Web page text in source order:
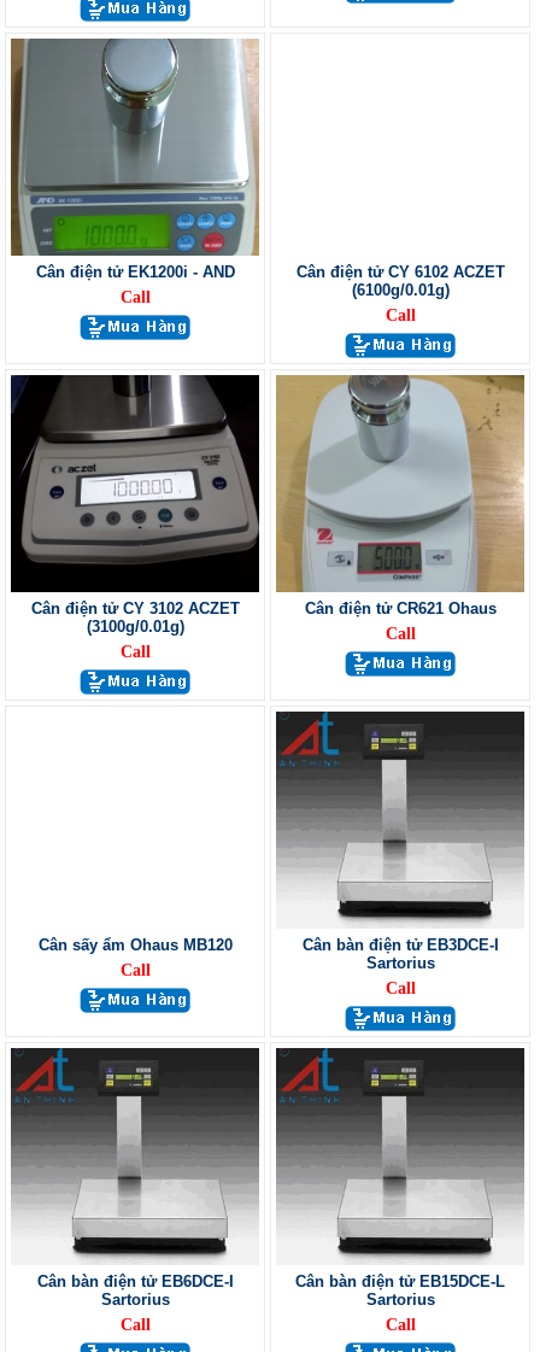
Cân điện tử EK1200i - AND
Call
Cân điện tử CY 6102 ACZET
(6100g/0.01g)
Call
Cân điện tử CY 3102 ACZET
(3100g/0.01g)
Call
Cân điện tử CR621 Ohaus
Call
Cân sấy ẩm Ohaus MB120
Call
Cân bàn điện tử EB3DCE-I
Sartorius
Call
Cân bàn điện tử EB6DCE-I
Sartorius
Call
Cân bàn điện tử EB15DCE-L
Sartorius
Call